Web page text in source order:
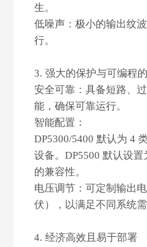
生。
低噪声：极小的输出纹
行。
3. 强大的保护与可编程
安全可靠：具备短路、
能，确保可靠运行。
‌智能配置‌：
DP5300/5400 默认为 4
设备。DP5500 默认设置
的兼容性。
电压调节：可定制输出
伏），以满足不同系统需
4. 经济高效且易于部署